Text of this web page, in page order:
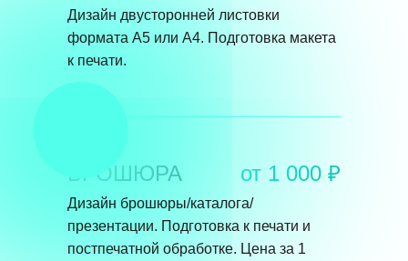
Дизайн двусторонней листовки
формата А5 или А4. Подготовка макета
к печати.
БРОШЮРА от 1 000 ₽
Дизайн брошюры/каталога/
презентации. Подготовка к печати и
постпечатной обработке. Цена за 1